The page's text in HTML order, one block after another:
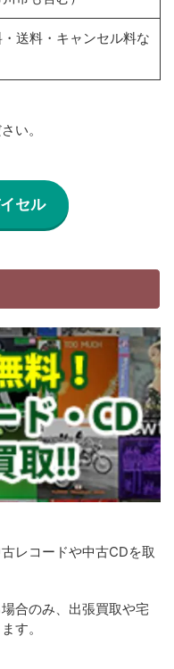
送料・キャンセル料な
い。
セル
レコードや中古CDを取
合のみ、出張買取や宅
す。